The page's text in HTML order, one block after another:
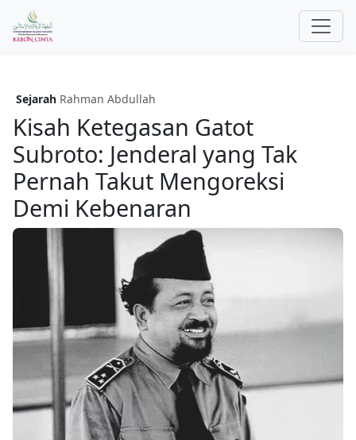
Sejarah Rahman Abdullah
Kisah Ketegasan Gatot
Subroto: Jenderal yang Tak
Pernah Takut Mengoreksi
Demi Kebenaran